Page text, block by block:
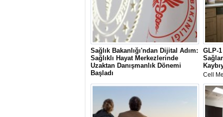
Sağlık Bakanlığı'ndan Dijital Adım:
Sağlıklı Hayat Merkezlerinde
Uzaktan Danışmanlık Dönemi
Başladı
Sağlık Bakanlığı'nca uygulamaya
Sistemi (UHDS) sayesinde vatandaşlar;
psikolojik destek, sigara bırakma ve
sosyal destek hizmetlerine evlerinden
GLP-
Cell
sinir,